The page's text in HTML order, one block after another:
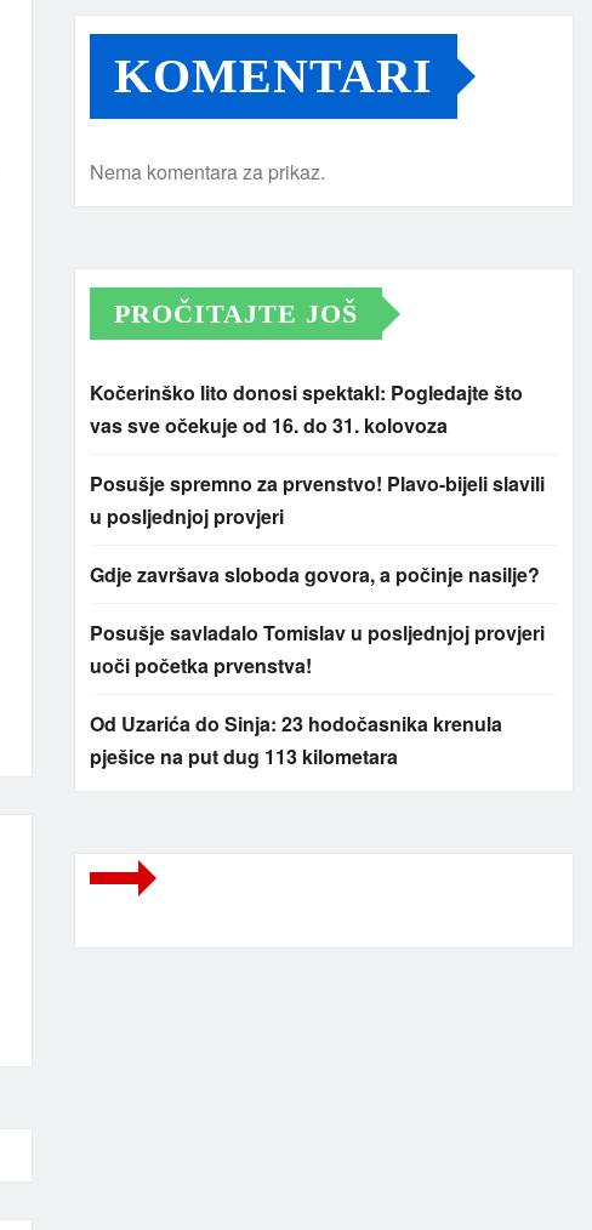
KOMENTARI
Nema komentara za prikaz.
PROČITAJTE JOŠ
Kočerinško lito donosi spektakl: Pogledajte što
vas sve očekuje od 16. do 31. kolovoza
Posušje spremno za prvenstvo! Plavo-bijeli slavili
u posljednjoj provjeri
Gdje završava sloboda govora, a počinje nasilje?
Posušje savladalo Tomislav u posljednjoj provjeri
uoči početka prvenstva!
Od Uzarića do Sinja: 23 hodočasnika krenula
pješice na put dug 113 kilometara